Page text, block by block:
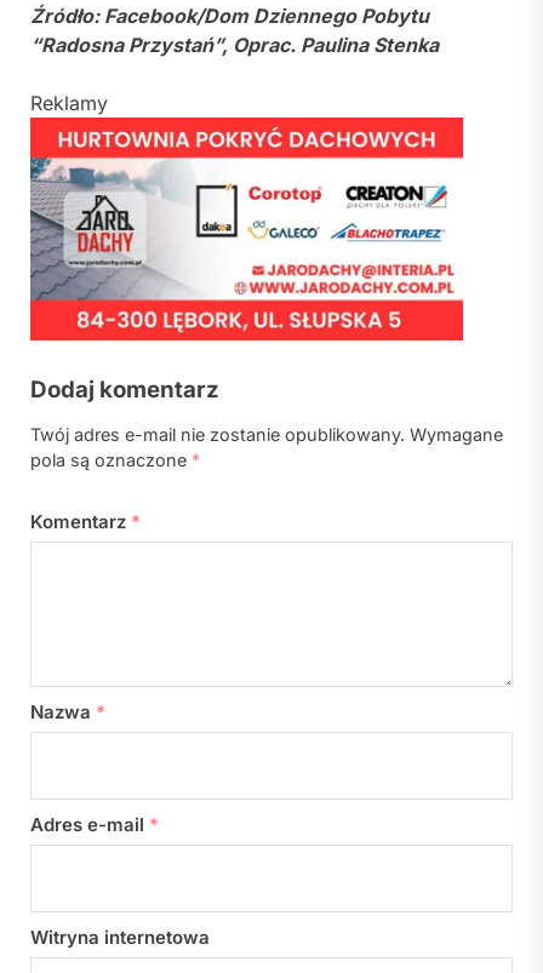
Źródło: Facebook/Dom Dziennego Pobytu
“Radosna Przystań”, Oprac. Paulina Stenka
Reklamy
Dodaj komentarz
Twój adres e-mail nie zostanie opublikowany. Wymagane
pola są oznaczone *
Komentarz *
Nazwa *
Adres e-mail *
Witryna internetowa